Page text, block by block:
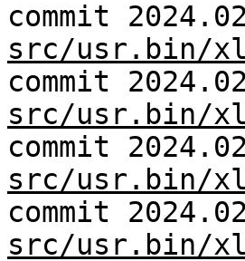
commit
src/usr.bin/
commit
src/usr.bin/
commit
src/usr.bin/
commit
src/usr.bin/